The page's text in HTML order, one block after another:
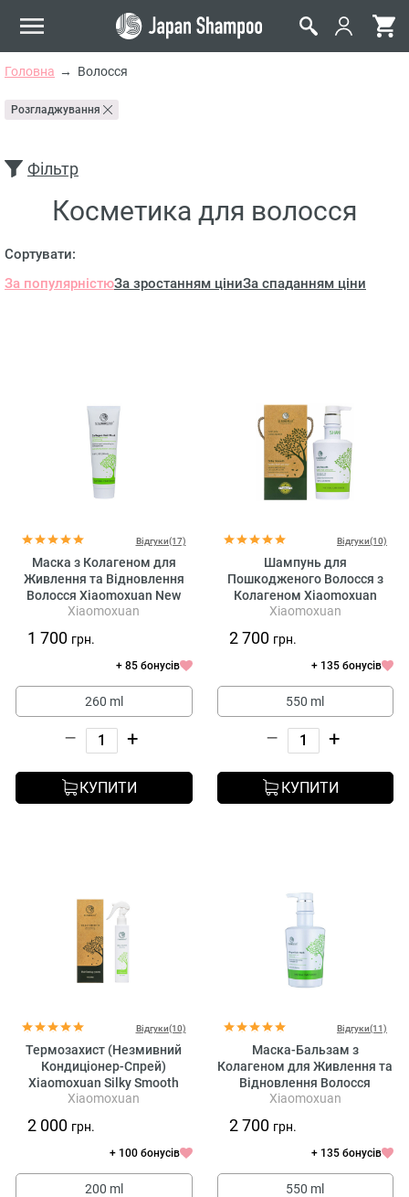
Головна Волосся
Розгладжування
Фільтр
Косметика для волосся
Сортувати:
За популярністюЗа зростанням ціниЗа спаданням ціни
Відгуки(17)
Маска з Колагеном для
Живлення та Відновлення
Волосся Xiaomoxuan New
Collagen
Xiaomoxuan
1 700 грн.
+ 85 бонусів
260 ml
– +
КУПИТИ
Відгуки(10)
Шампунь для
Пошкодженого Волосся з
Колагеном Xiaomoxuan
Collagen Shampoo
Xiaomoxuan
2 700 грн.
+ 135 бонусів
550 ml
– +
КУПИТИ
Відгуки(10)
Термозахист (Незмивний
Кондиціонер-Спрей)
Xiaomoxuan Silky Smooth
Spray Conditioner
Xiaomoxuan
2 000 грн.
+ 100 бонусів
200 ml
Відгуки(11)
Маска-Бальзам з
Колагеном для Живлення та
Відновлення Волосся
Xiaomoxuan New Collagen
Xiaomoxuan
2 700 грн.
+ 135 бонусів
550 ml